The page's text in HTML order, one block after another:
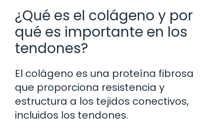
¿Qué es el colágeno y por
qué es importante en los
tendones?
El colágeno es una proteína fibrosa
que proporciona resistencia y
estructura a los tejidos conectivos,
incluidos los tendones.